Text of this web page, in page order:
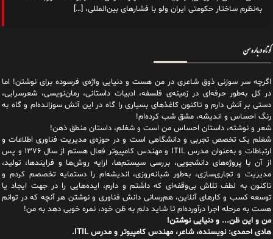
به‌نظرم ساختار حکومتی ایران ولو با فشارهای بین‌المللی، […]
کوتاه درباره من
اگرچه سر سوزنی ذوق شاعری در من هست و دنیایی واژه‌‌ی فرسوده برای نوشتن! اما
در کل به‌طور حرفه‌ای در زمینه‌ی فلسفه، ادبیات داستانی، رمان‌نویسی، شعرسرایی،
دستی بر آتش دارم و تاکنون کاغذهای بسیاری را گاه در این آتش سوزانده‌ام و گاه به
رنگ احساس و اندیشه، مشق شب کرده‌ام!
شعر و نوشته، داستان احساس من است و شغلم، داستان منطق ذهن!
شغلم یک تخصص تجربی و دانشگاهی است و در حوزه‌ی مدیریت فناوری اطلاعات و
ارتباطات و به‌عنوان مدرس ITIL و مهندس کامپیوتر فعال هستم از سال ۱۳۷۶ و پس
از آن با پروژه‌های دانشجویی، بررسی سیستم‌ها، ارایه روش‌ها و فرایندها، تولید،
مدیریت و تجاری‌سازی، به‌طور شبانه‌روزی، اندیشه‌ام را دستمایه تخصصم کردم و
تاکنون به لطف تلاش بی‌وقفه‌ای که داشتم و دارم، اید‌ه‌هایی را در جهت ایجاد یا
توسعه کسب و کارهای آنلاین، هم‌رسانی دانش فناوری و نوشتن هر آنچه که در توانم
هست به مرحله اجرا درآورده‌ام تا شاید دلم به ظن خود، نمره خوبی دهد به من!
من و این ظن... و دنیایی نوشتن!
هادی احمدی: نویسنده، شاعر، مهندس کامپیوتر و مدرس ITIL.